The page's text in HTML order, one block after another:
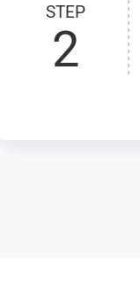
STEP
2